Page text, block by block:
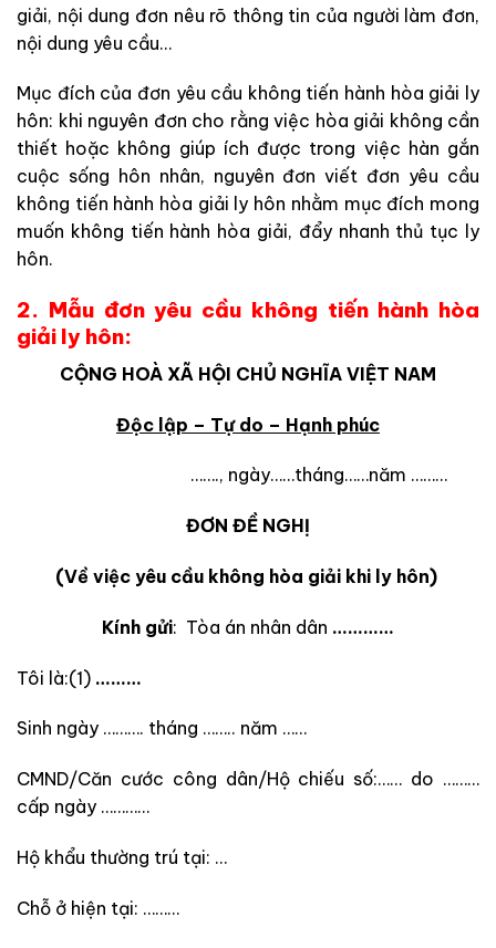
giải, nội dung đơn nêu rõ thông tin của người làm đơn,
nội dung yêu cầu…
Mục đích của đơn yêu cầu không tiến hành hòa giải ly
hôn: khi nguyên đơn cho rằng việc hòa giải không cần
thiết hoặc không giúp ích được trong việc hàn gắn
cuộc sống hôn nhân, nguyên đơn viết đơn yêu cầu
không tiến hành hòa giải ly hôn nhằm mục đích mong
muốn không tiến hành hòa giải, đẩy nhanh thủ tục ly
hôn.
2. Mẫu đơn yêu cầu không tiến hành hòa
giải ly hôn:
CỘNG HOÀ XÃ HỘI CHỦ NGHĨA VIỆT NAM
Độc lập – Tự do – Hạnh phúc
……., ngày……tháng……năm ………
ĐƠN ĐỀ NGHỊ
(Về việc yêu cầu không hòa giải khi ly hôn)
Kính gửi: Tòa án nhân dân …………
Tôi là:(1) ………
Sinh ngày ………. tháng …….. năm ……
CMND/Căn cước công dân/Hộ chiếu số:…… do ………
cấp ngày …………
Hộ khẩu thường trú tại: …
Chỗ ở hiện tại: ………